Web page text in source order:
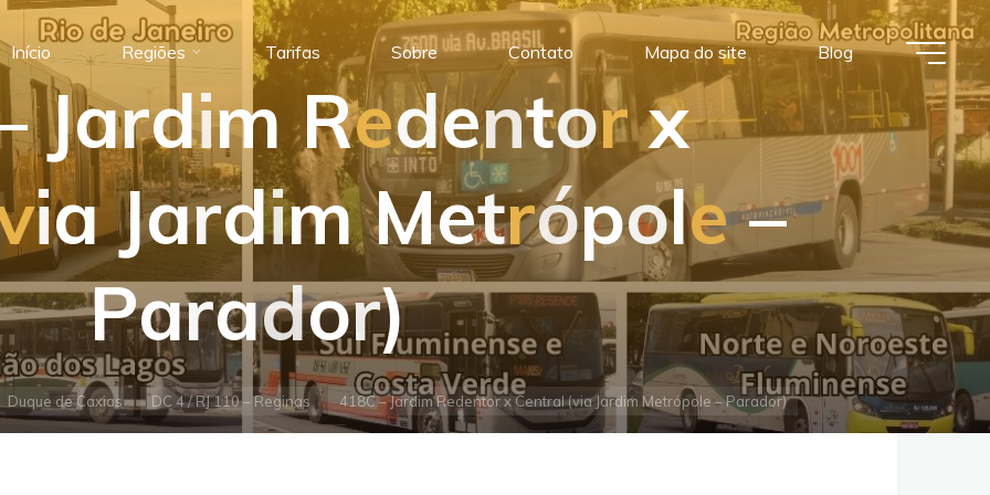
Início Regiões Tarifas Sobre Contato Mapa do site Blog
Jardim Redentor x
ia Jardim Metrópole –
Parador)
Duque de Caxias DC 4 / RJ 110 – Reginas 418C – Jardim Redentor x Central (via Jardim Metrópole – Parador)